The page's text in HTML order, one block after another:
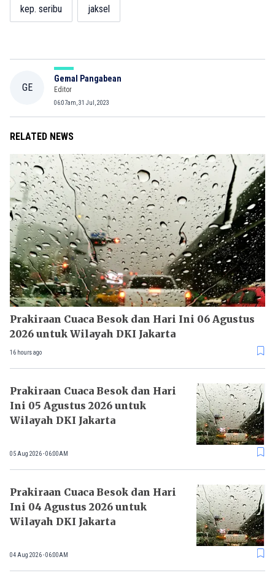
kep. seribu jaksel
GE
Gemal Pangabean
Editor
06:07am, 31 Jul, 2023
RELATED NEWS
Prakiraan Cuaca Besok dan Hari Ini 06 Agustus
2026 untuk Wilayah DKI Jakarta
16 hours ago
Prakiraan Cuaca Besok dan Hari
Ini 05 Agustus 2026 untuk
Wilayah DKI Jakarta
05 Aug 2026 - 06:00AM
Prakiraan Cuaca Besok dan Hari
Ini 04 Agustus 2026 untuk
Wilayah DKI Jakarta
04 Aug 2026 - 06:00AM